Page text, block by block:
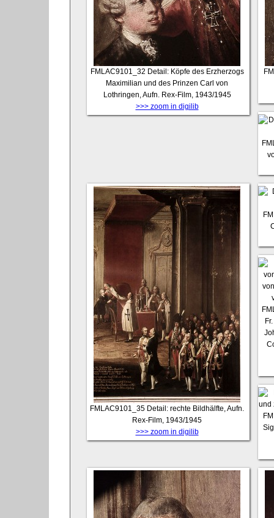
FMLAC9101_32 Detail: Köpfe des Erzherzogs
Maximilian und des Prinzen Carl von
Lothringen, Aufn. Rex-Film, 1943/1945
>>> zoom in digilib
FMLAC9101_35 Detail: rechte Bildhälfte, Aufn.
Rex-Film, 1943/1945
>>> zoom in digilib